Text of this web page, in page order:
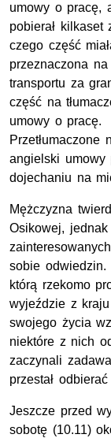
umowy o pracę,
pobierał kilkaset
czego część
przeznaczona na
transportu za
część na
umowy o pracę.
Przetłumaczone
angielski umowy
dojechaniu na
Mężczyzna
Osikowej, jednak
sobie
którą rzekomo
wyjeździe z
swojego życia
niektóre z nich
zaczynali
przestał
Jeszcze przed
sobotę (10.11)